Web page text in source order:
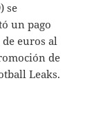
se
un pago
euros al
de
Leaks.